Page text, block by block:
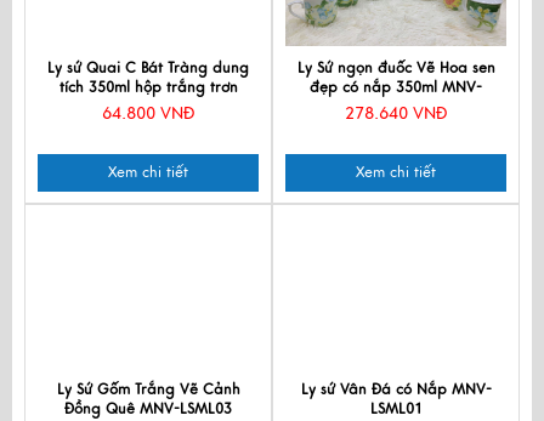
Ly sứ Quai C Bát Tràng dung
tích 350ml hộp trắng trơn
LSC01
64.800 VNĐ
Xem chi tiết
Ly Sứ ngọn đuốc Vẽ Hoa sen
đẹp có nắp 350ml MNV-
LSML04-1
278.640 VNĐ
Xem chi tiết
Ly Sứ Gốm Trắng Vẽ Cảnh
Đồng Quê MNV-LSML03
Ly sứ Vân Đá có Nắp MNV-
LSML01